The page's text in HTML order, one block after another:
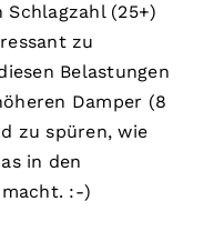
(25+)
zu
Belastungen
Damper (8
zu spüren, wie
in den
:-)